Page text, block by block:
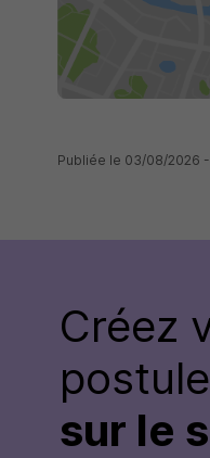
Publiée le 03/08/2026 -
Créez
sur le